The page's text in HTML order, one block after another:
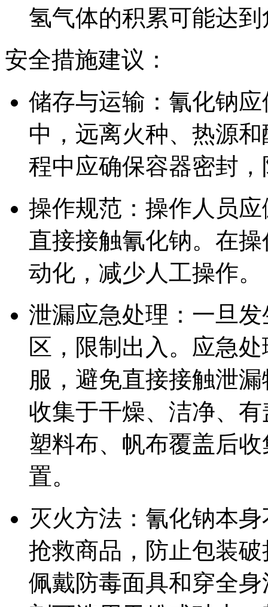
氢气体的积累可能达
安全措施建议：
储存与运输：氰化钠
中，远离火种、热源
程中应确保容器密封
操作规范：操作人员
直接接触氰化钠。在
动化，减少人工操作。
泄漏应急处理：一旦
区，限制出入。应急
服，避免直接接触泄
收集于干燥、洁净、
塑料布、帆布覆盖后
置。
灭火方法：氰化钠本
抢救商品，防止包装
佩戴防毒面具和穿全